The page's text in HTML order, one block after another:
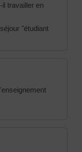
il travailler en
"étudiant